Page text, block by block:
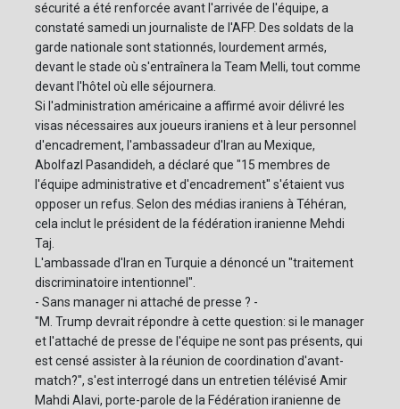
sécurité a été renforcée avant l'arrivée de l'équipe, a
constaté samedi un journaliste de l'AFP. Des soldats de la
garde nationale sont stationnés, lourdement armés,
devant le stade où s'entraînera la Team Melli, tout comme
devant l'hôtel où elle séjournera.
Si l'administration américaine a affirmé avoir délivré les
visas nécessaires aux joueurs iraniens et à leur personnel
d'encadrement, l'ambassadeur d'Iran au Mexique,
Abolfazl Pasandideh, a déclaré que "15 membres de
l'équipe administrative et d'encadrement" s'étaient vus
opposer un refus. Selon des médias iraniens à Téhéran,
cela inclut le président de la fédération iranienne Mehdi
Taj.
L'ambassade d'Iran en Turquie a dénoncé un "traitement
discriminatoire intentionnel".
- Sans manager ni attaché de presse ? -
"M. Trump devrait répondre à cette question: si le manager
et l'attaché de presse de l'équipe ne sont pas présents, qui
est censé assister à la réunion de coordination d'avant-
match?", s'est interrogé dans un entretien télévisé Amir
Mahdi Alavi, porte-parole de la Fédération iranienne de